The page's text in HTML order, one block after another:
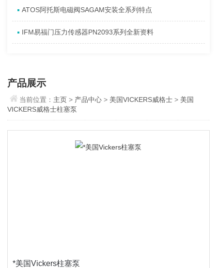
ATOS阿托斯电磁阀SAGAM安装全系列特点
IFM易福门压力传感器PN2093系列全新资料
产品展示
当前位置： 主页> 产品中心> 美国VICKERS威格士 > 美国
VICKERS威格士柱塞泵
*美国Vickers柱塞泵